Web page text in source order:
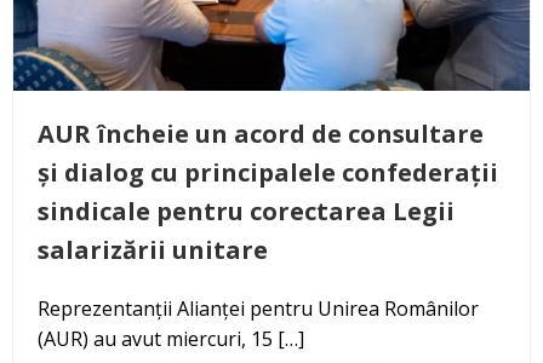
AUR încheie un acord de consultare
și dialog cu principalele confederații
sindicale pentru corectarea Legii
salarizării unitare
Reprezentanții Alianței pentru Unirea Românilor
(AUR) au avut miercuri, 15 […]